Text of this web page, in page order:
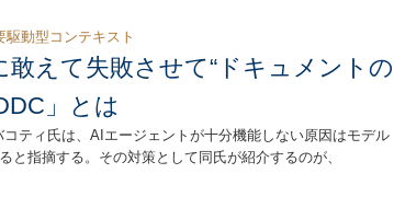
駆動型コンテキスト
えて失敗させて“ドキュメントの
」とは
ティ氏は、AIエージェントが十分機能しない原因はモデル
指摘する。その対策として同氏が紹介するのが、